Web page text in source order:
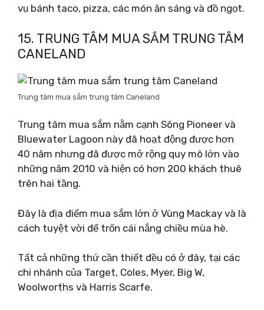
vụ bánh taco, pizza, các món ăn sáng và đồ ngọt.
15. TRUNG TÂM MUA SẮM TRUNG TÂM
CANELAND
Trung tâm mua sắm trung tâm Caneland
Trung tâm mua sắm nằm cạnh Sông Pioneer và
Bluewater Lagoon này đã hoạt động được hơn
40 năm nhưng đã được mở rộng quy mô lớn vào
những năm 2010 và hiện có hơn 200 khách thuê
trên hai tầng.
Đây là địa điểm mua sắm lớn ở Vùng Mackay và là
cách tuyệt vời để trốn cái nắng chiều mùa hè.
Tất cả những thứ cần thiết đều có ở đây, tại các
chi nhánh của Target, Coles, Myer, Big W,
Woolworths và Harris Scarfe.